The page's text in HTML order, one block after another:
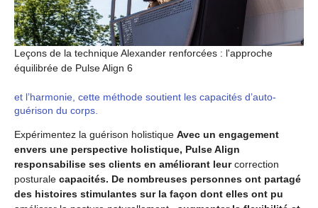
Leçons de la technique Alexander renforcées : l'approche
équilibrée de Pulse Align 6
et l’harmonie, cette méthode soutient les capacités d’auto-
guérison du corps.
Expérimentez la guérison holistique Avec un engagement
envers une perspective holistique, Pulse Align
responsabilise ses clients en améliorant leurcorrection
posturale capacités. De nombreuses personnes ont partagé
des histoires stimulantes sur la façon dont elles ont pu